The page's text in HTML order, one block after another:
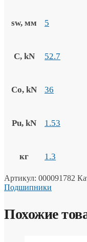
sw, мм 5
C, kN 52.7
Co, kN 36
Pu, kN 1.53
кг 1.3
Артикул: 000091782
Подшипники
Похожие